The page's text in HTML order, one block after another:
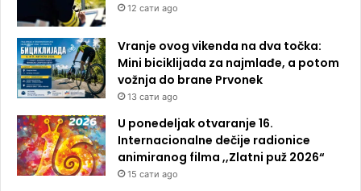
12 сати ago
Vranje ovog vikenda na dva točka:
Mini biciklijada za najmlađe, a potom
vožnja do brane Prvonek
13 сати ago
U ponedeljak otvaranje 16.
Internacionalne dečije radionice
animiranog filma ,,Zlatni puž 2026“
15 сати ago